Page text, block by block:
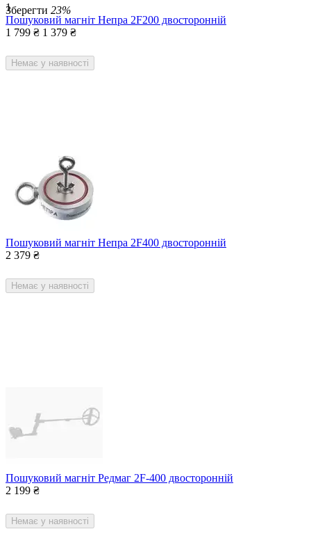
Зберегти 23%
1
Пошуковий магніт Непра 2F200 двосторонній
1 799 ₴ 1 379 ₴
Немає у наявності
Пошуковий магніт Непра 2F400 двосторонній
2 379 ₴
Немає у наявності
Пошуковий магніт Редмаг 2F-400 двосторонній
2 199 ₴
Немає у наявності